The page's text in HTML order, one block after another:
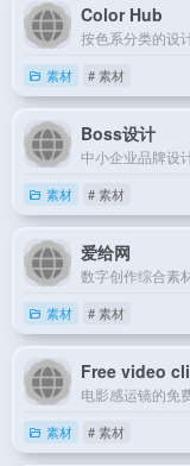
Color Hub
按色系分类的设
素材 # 素材
Boss设计
中小企业品牌设
素材 # 素材
爱给网
数字创作综合素
素材 # 素材
Free video
电影感运镜的免
素材 # 素材